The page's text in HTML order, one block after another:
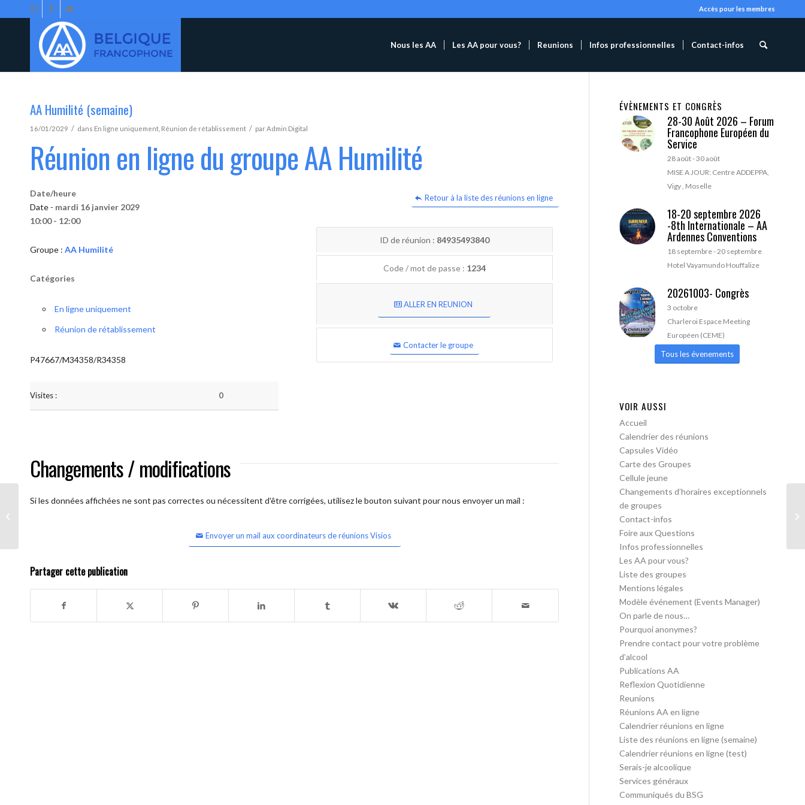
Accès pour les membres
Nous les AA Les AA pour vous? Reunions Infos professionnelles Contact-infos
AA Humilité (semaine)
16/01/2029 / dans En ligne uniquement Réunion de rétablissement / parAdmin Digital
Réunion en ligne du groupe AA Humilité
Retour à la liste des réunions en ligne
Date/heure
Date - mardi 16 janvier 2029
10:00 - 12:00
Groupe : AA Humilité
Catégories
En ligne uniquement
Réunion de rétablissement
P47667/M34358/R34358
Visites : 0
ID de réunion : 84935493840
Code / mot de passe : 1234
ALLER EN REUNION
Contacter le groupe
Changements / modifications
Si les données affichées ne sont pas correctes ou nécessitent d'être corrigées, utilisez le bouton suivant pour nous envoyer un mail :
Envoyer un mail aux coordinateurs de réunions Visios
Partager cette publication
ÉVÈNEMENTS ET CONGRÈS
28-30 Août 2026 – Forum
Francophone Européen du
Service
28 août-30 août
MISE A JOUR: Centre ADDEPPA,
Vigy , Moselle
18-20 septembre 2026
-8th Internationale – AA
Ardennes Conventions
18 septembre-20 septembre
Hotel Vayamundo Houffalize
20261003- Congrès
3 octobre
Charleroi Espace Meeting
Européen (CEME)
Tous les évenements
VOIR AUSSI
Accueil
Calendrier des réunions
Capsules Vidéo
Carte des Groupes
Cellule jeune
Changements d’horaires exceptionnels
de groupes
Contact-infos
Foire aux Questions
Infos professionnelles
Les AA pour vous?
Liste des groupes
Mentions légales
Modèle événement (Events Manager)
On parle de nous…
Pourquoi anonymes?
Prendre contact pour votre problème
d’alcool
Publications AA
Reflexion Quotidienne
Reunions
Réunions AA en ligne
Calendrier réunions en ligne
Liste des réunions en ligne (semaine)
Calendrier réunions en ligne (test)
Serais-je alcoolique
Services généraux
Communiqués du BSG